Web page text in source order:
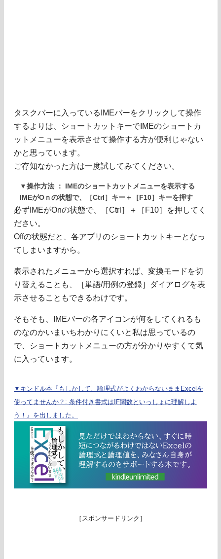
タスクバーに入っているIMEバーをクリックして操作
するよりは、ショートカットキーでIMEのショートカ
ットメニューを表示させて操作する方が便利じゃない
かと思っています。
ご存知なかった方は一度試してみてください。
▼操作方法 ： IMEのショートカットメニューを表示する
IMEがOｎの状態で、［Ctrl］キー＋［F10］キーを押す
必ずIMEがOnの状態で、［Ctrl］＋［F10］を押してく
ださい。
Offの状態だと、各アプリのショートカットキーとなっ
てしまいますから。
表示されたメニューから選択すれば、変換モードを切
り替えることも、［単語/用例の登録］ダイアログを表
示させることもできるわけです。
そもそも、IMEバーの各アイコンが何をしてくれるも
のなのかいまいちわかりにくいと私は思っているの
で、ショートカットメニューの方が分かりやすくて気
に入っています。
▼キンドル本『もしかして、論理式がよくわからないままExcelを
使ってませんか？: 条件付き書式はIF関数といっしょに理解しよ
う！』を出しました。
［スポンサードリンク］